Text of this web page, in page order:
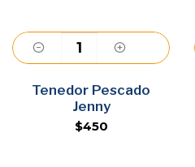
Agregar
Tenedor Pescado
Jenny
$450